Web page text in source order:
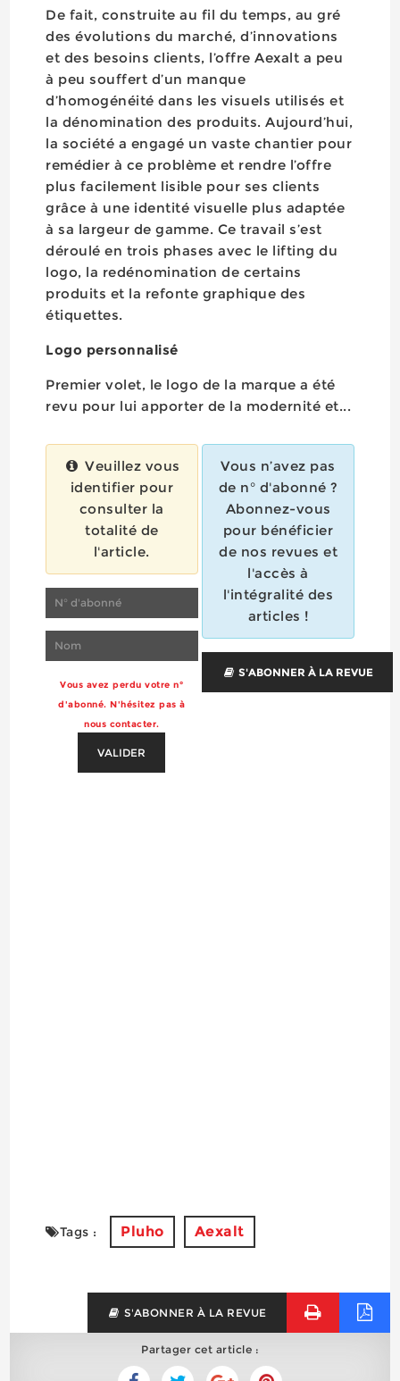
De fait, construite au fil du temps, au gré
des évolutions du marché, d’innovations
et des besoins clients, l’offre Aexalt a peu
à peu souffert d’un manque
d’homogénéité dans les visuels utilisés et
la dénomination des produits. Aujourd’hui,
la société a engagé un vaste chantier pour
remédier à ce problème et rendre l’offre
plus facilement lisible pour ses clients
grâce à une identité visuelle plus adaptée
à sa largeur de gamme. Ce travail s’est
déroulé en trois phases avec le lifting du
logo, la redénomination de certains
produits et la refonte graphique des
étiquettes.
Logo personnalisé
Premier volet, le logo de la marque a été
revu pour lui apporter de la modernité et...
Veuillez vous
identifier pour
consulter la
totalité de
l'article.
Vous avez perdu votre n°
d'abonné. N'hésitez pas à
nous contacter.
VALIDER
Vous n’avez pas
de n° d'abonné ?
Abonnez-vous
pour bénéficier
de nos revues et
l'accès à
l'intégralité des
articles !
S'ABONNER À LA REVUE
Tags : Pluho Aexalt
S'ABONNER À LA REVUE
Partager cet article :